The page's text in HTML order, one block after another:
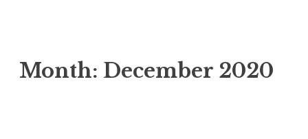
Month: December 2020